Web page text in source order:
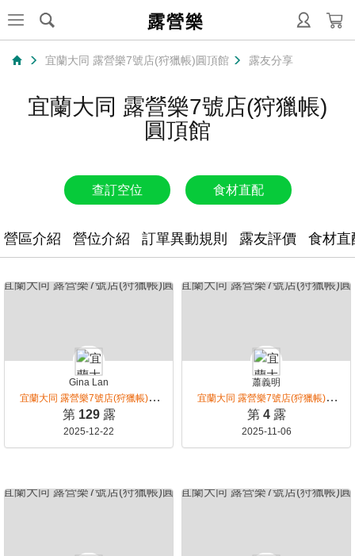
露營樂
宜蘭大同 露營樂7號店(狩獵帳)圓頂館 露友分享
宜蘭大同 露營樂7號店(狩獵帳)
圓頂館
查訂空位 食材直配
營區介紹 營位介紹 訂單異動規則 露友評價 食材直
Gina Lan
宜蘭大同 露營樂7號店(狩獵帳)圓
頂館
第 129 露
2025-12-22
蕭義明
宜蘭大同 露營樂7號店(狩獵帳)圓
頂館
第 4 露
2025-11-06